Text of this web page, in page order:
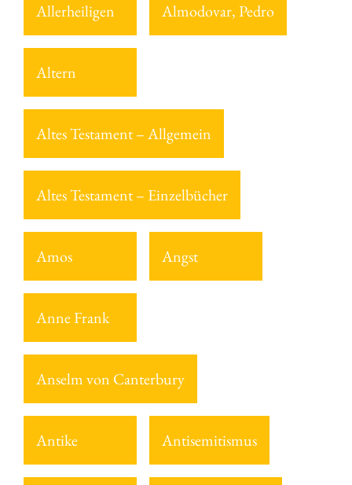
Allerheiligen Almodovar, Pedro
Altern
Altes Testament – Allgemein
Altes Testament – Einzelbücher
Amos Angst
Anne Frank
Anselm von Canterbury
Antike Antisemitismus